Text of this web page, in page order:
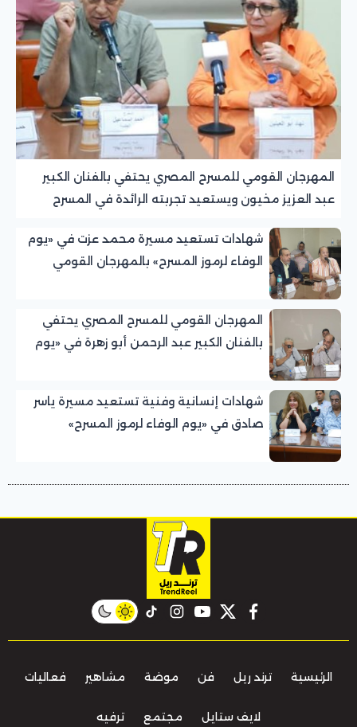
المهرجان القومي للمسرح المصري يحتفي بالفنان الكبير
عبد العزيز مخيون ويستعيد تجربته الرائدة في المسرح
شهادات تستعيد مسيرة محمد عزت في «يوم
الوفاء لرموز المسرح» بالمهرجان القومي
المهرجان القومي للمسرح المصري يحتفي
بالفنان الكبير عبد الرحمن أبو زهرة في «يوم
شهادات إنسانية وفنية تستعيد مسيرة ياسر
صادق في «يوم الوفاء لرموز المسرح»
facebook
twitter
youtube
instagram
tiktok
الرئيسية ترند ريل فن موضة مشاهير فعاليات
لايف ستايل مجتمع ترفيه